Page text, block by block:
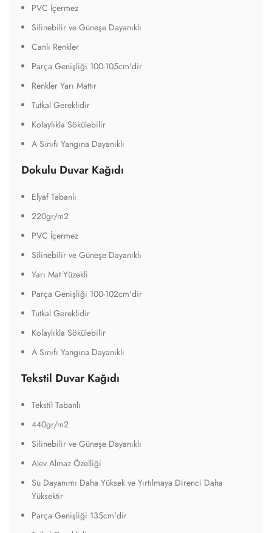
PVC İçermez
Silinebilir ve Güneşe Dayanıklı
Canlı Renkler
Parça Genişliği 100-105cm'dir
Renkler Yarı Mattır
Tutkal Gereklidir
Kolaylıkla Sökülebilir
A Sınıfı Yangına Dayanıklı
Dokulu Duvar Kağıdı
Elyaf Tabanlı
220gr/m2
PVC İçermez
Silinebilir ve Güneşe Dayanıklı
Yarı Mat Yüzekli
Parça Genişliği 100-102cm'dir
Tutkal Gereklidir
Kolaylıkla Sökülebilir
A Sınıfı Yangına Dayanıklı
Tekstil Duvar Kağıdı
Tekstil Tabanlı
440gr/m2
Silinebilir ve Güneşe Dayanıklı
Alev Almaz Özelliği
Su Dayanımı Daha Yüksek ve Yırtılmaya Direnci Daha
Yüksektir
Parça Genişliği 135cm'dir